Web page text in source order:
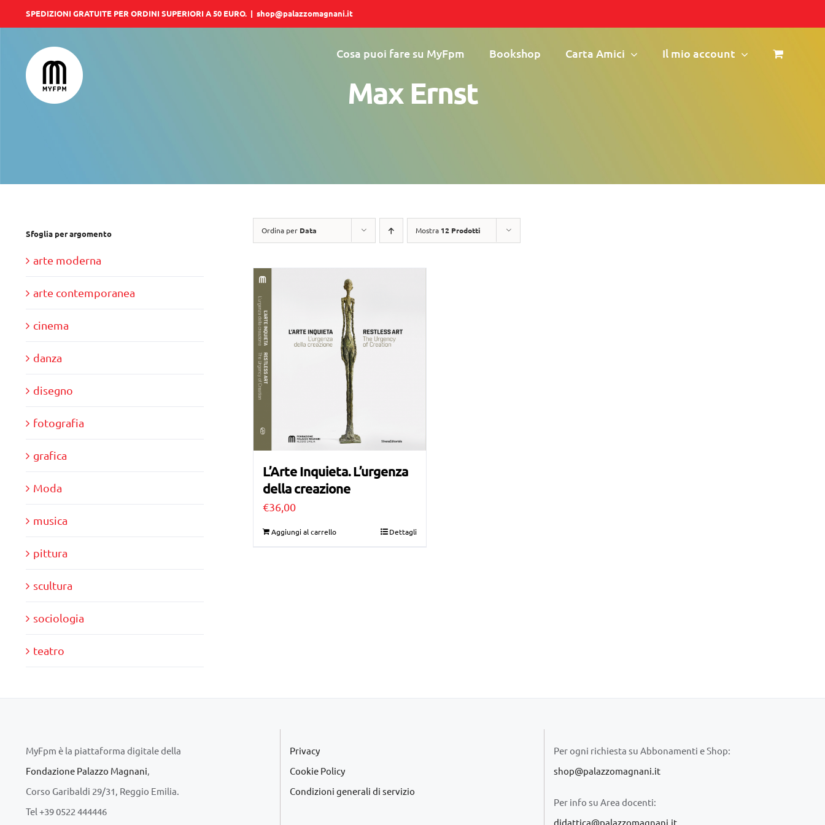
al
contenuto
SPEDIZIONI GRATUITE PER ORDINI SUPERIORI A 50 EURO. | shop@palazzomagnani.it
Cosa puoi fare su MyFpm Bookshop Carta Amici Il mio account
Max Ernst
Ordina per Data Mostra 12 Prodotti
L’Arte Inquieta. L’urgenza
della creazione
€36,00
Aggiungi al carrello Dettagli
Sfoglia per argomento
arte moderna
arte contemporanea
cinema
danza
disegno
fotografia
grafica
Moda
musica
pittura
scultura
sociologia
teatro
MyFpm è la piattaforma digitale della
Fondazione Palazzo Magnani
Corso Garibaldi 29/31, Reggio Emilia.
Tel +39 0522 444446
Privacy
Cookie Policy
Condizioni generali di servizio
Per ogni richiesta su Abbonamenti e Shop:
shop@palazzomagnani.it
Per info su Area docenti:
didattica@palazzomagnani.it